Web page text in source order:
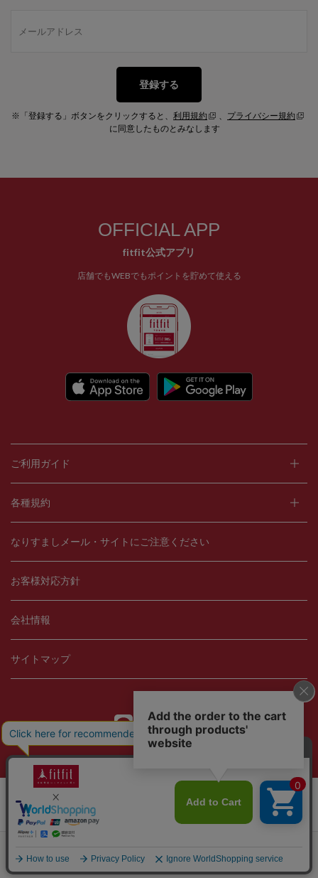
登録する
※「登録する」ボタンをクリックすると、 利用規約 、 プライバシー規約
に同意したものとみなします
OFFICIAL APP
fitfit公式アプリ
店舗でもWEBでもポイントを貯めて使える
ご利用ガイド
各種規約
なりすましメール・サイトにご注意ください
お客様対応方針
会社情報
サイトマップ
当サイトではCookieを使用します。Cookieの使用に関する詳細は「
プライバシー規約」をご覧ください。
OK